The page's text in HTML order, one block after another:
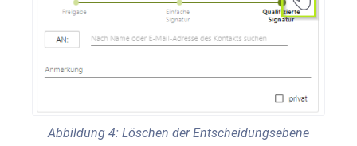
Abbildung 4: Löschen der Entscheidungsebene